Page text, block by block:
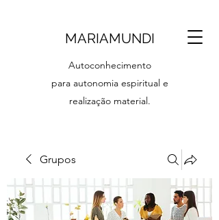
MARIAMUNDI
Autoconhecimento
para autonomia espiritual e
realização material.
Grupos